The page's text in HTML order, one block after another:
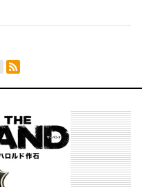
RSSフィード